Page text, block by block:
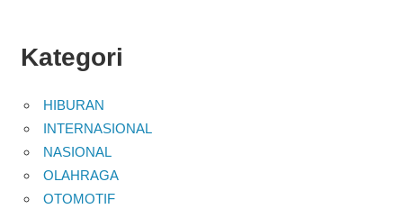
Kategori
HIBURAN
INTERNASIONAL
NASIONAL
OLAHRAGA
OTOMOTIF